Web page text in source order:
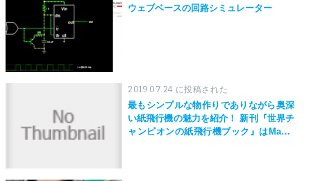
ウェブベースの回路シミュレーター
2019.07.24 に投稿された
最もシンプルな物作りでありながら奥深
い紙飛行機の魅力を紹介！ 新刊『世界チ
ャンピオンの紙飛行機ブック』はMaker